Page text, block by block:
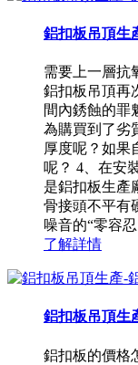
鋁扣板吊頂生
需要上一層抗
鋁扣板吊頂再
間內銹蝕的罪
為購買到了劣
厚度呢？如果
呢？ 4、在安
是鋁扣板生產
骨接頭不平有
噪音的“零容忍
了解詳情
鋁扣板吊頂生
鋁扣板的價格